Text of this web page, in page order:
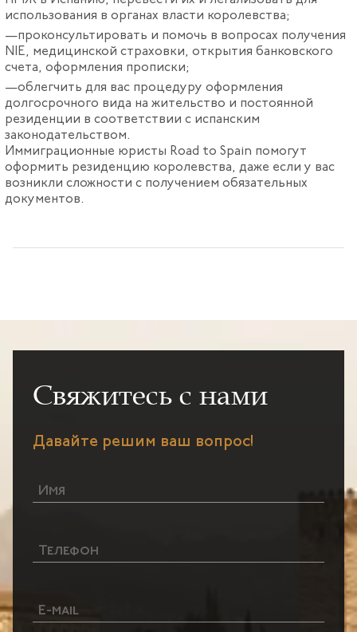
использования в органах власти королевства;
проконсультировать и помочь в вопросах получения
NIE, медицинской страховки, открытия банковского
счета, оформления прописки;
облегчить для вас процедуру оформления
долгосрочного вида на жительство и постоянной
резиденции в соответствии с испанским
законодательством.
Иммиграционные юристы Road to Spain помогут
оформить резиденцию королевства, даже если у вас
возникли сложности с получением обязательных
документов.
Свяжитесь с нами
Давайте решим ваш вопрос!